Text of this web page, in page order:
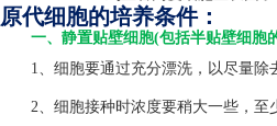
原代细胞的培养条件：
一、静置贴壁细胞(包括半贴壁细胞
1、细胞要通过充分漂洗，以尽量除
2、细胞接种时浓度要稍大一些，至